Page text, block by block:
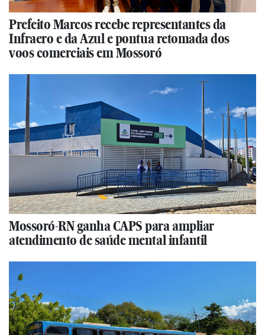
Prefeito Marcos recebe representantes da
Infraero e da Azul e pontua retomada dos
voos comerciais em Mossoró
Mossoró-RN ganha CAPS para ampliar
atendimento de saúde mental infantil